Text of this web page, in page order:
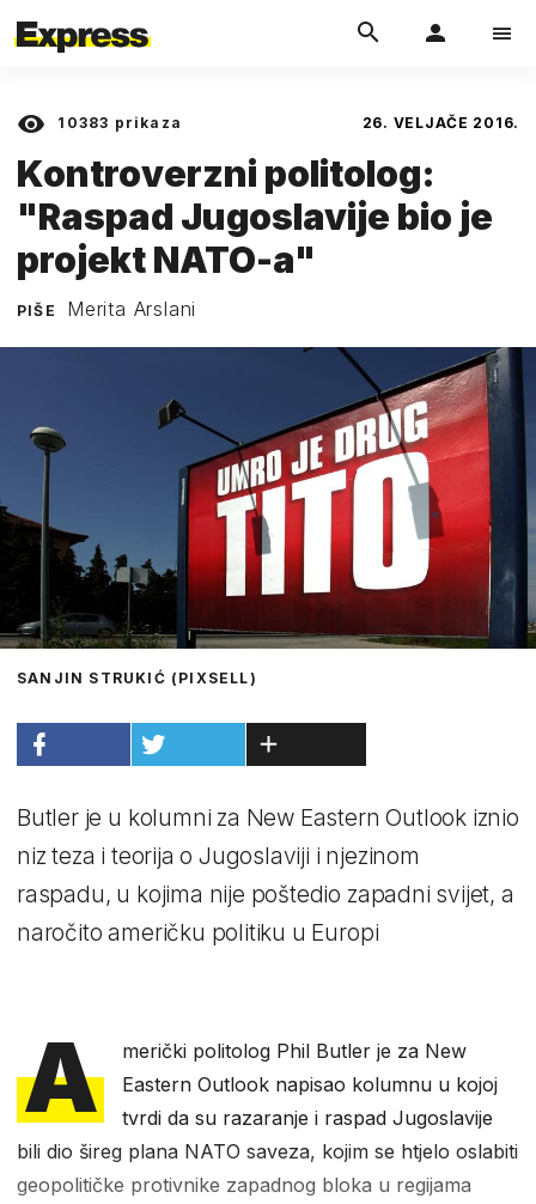
10383 prikaza 26. VELJAČE 2016.
Kontroverzni politolog:
"Raspad Jugoslavije bio je
projekt NATO-a"
PIŠE Merita Arslani
SANJIN STRUKIĆ (PIXSELL)
Butler je u kolumni za New Eastern Outlook iznio
niz teza i teorija o Jugoslaviji i njezinom
raspadu, u kojima nije poštedio zapadni svijet, a
naročito američku politiku u Europi
A
merički politolog Phil Butler je za New
Eastern Outlook napisao kolumnu u kojoj
tvrdi da su razaranje i raspad Jugoslavije
bili dio šireg plana NATO saveza, kojim se htjelo oslabiti
geopolitičke protivnike zapadnog bloka u regijama